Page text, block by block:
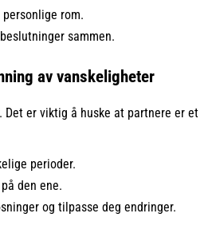
rom.
sammen.
av vanskeligheter
Det er viktig å huske at partnere er et
perioder.
den ene.
og tilpasse deg endringer.